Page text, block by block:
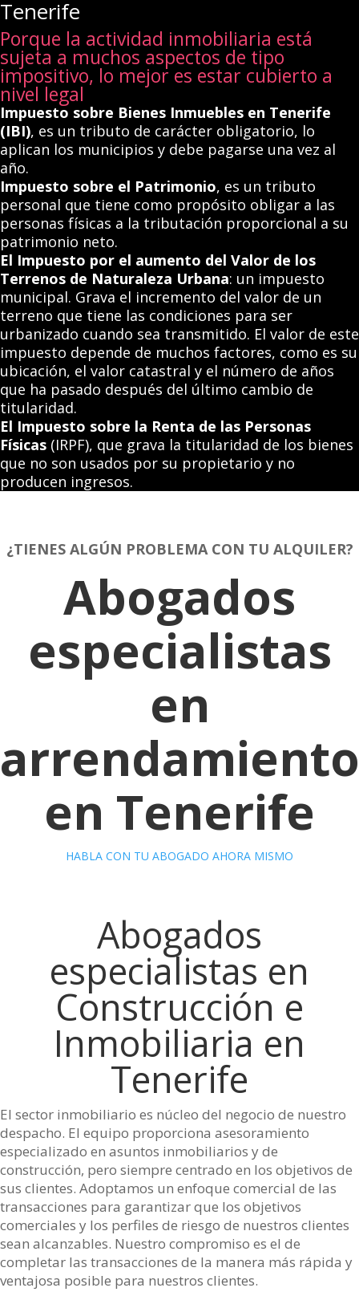
Tenerife
Porque la actividad inmobiliaria está
sujeta a muchos aspectos de tipo
impositivo, lo mejor es estar cubierto a
nivel legal
Impuesto sobre Bienes Inmuebles en Tenerife
(IBI), es un tributo de carácter obligatorio, lo
aplican los municipios y debe pagarse una vez al
año.
Impuesto sobre el Patrimonio, es un tributo
personal que tiene como propósito obligar a las
personas físicas a la tributación proporcional a su
patrimonio neto.
El Impuesto por el aumento del Valor de los
Terrenos de Naturaleza Urbana: un impuesto
municipal. Grava el incremento del valor de un
terreno que tiene las condiciones para ser
urbanizado cuando sea transmitido. El valor de este
impuesto depende de muchos factores, como es su
ubicación, el valor catastral y el número de años
que ha pasado después del último cambio de
titularidad.
El Impuesto sobre la Renta de las Personas
Físicas (IRPF), que grava la titularidad de los bienes
que no son usados por su propietario y no
producen ingresos.
¿TIENES ALGÚN PROBLEMA CON TU ALQUILER?
Abogados
especialistas
en
en Tenerife
HABLA CON TU ABOGADO AHORA MISMO
Abogados
especialistas en
Construcción e
Inmobiliaria en
Tenerife
El sector inmobiliario es núcleo del negocio de nuestro
despacho. El equipo proporciona asesoramiento
especializado en asuntos inmobiliarios y de
construcción, pero siempre centrado en los objetivos de
sus clientes. Adoptamos un enfoque comercial de las
transacciones para garantizar que los objetivos
comerciales y los perfiles de riesgo de nuestros clientes
sean alcanzables. Nuestro compromiso es el de
completar las transacciones de la manera más rápida y
ventajosa posible para nuestros clientes.